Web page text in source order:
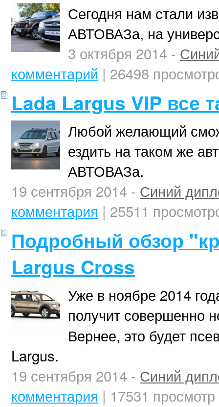
Сегодня нам стали
АВТОВАЗа, на
3 октября 2014 -
комментарий | 26498
Lada Largus VIP все
Любой желающий
ездить на таком же
АВТОВАЗа.
19 сентября 2014 - Синий
комментария | 25511
Подробный обзор
Largus Cross
Уже в ноябре 2014
получит
Вернее, это будет
Largus.
19 сентября 2014 - Синий
комментария | 17531 просмотр